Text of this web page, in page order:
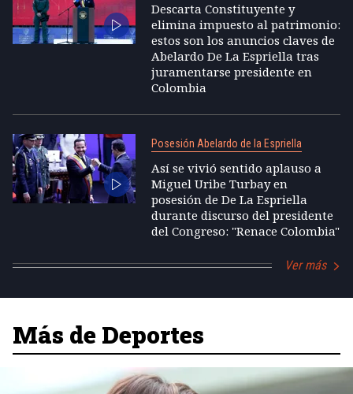
Descarta Constituyente y
elimina impuesto al patrimonio:
estos son los anuncios claves de
Abelardo De La Espriella tras
juramentarse presidente en
Colombia
Posesión Abelardo de la Espriella
Así se vivió sentido aplauso a
Miguel Uribe Turbay en
posesión de De La Espriella
durante discurso del presidente
del Congreso: "Renace Colombia"
Ver más
Más de Deportes